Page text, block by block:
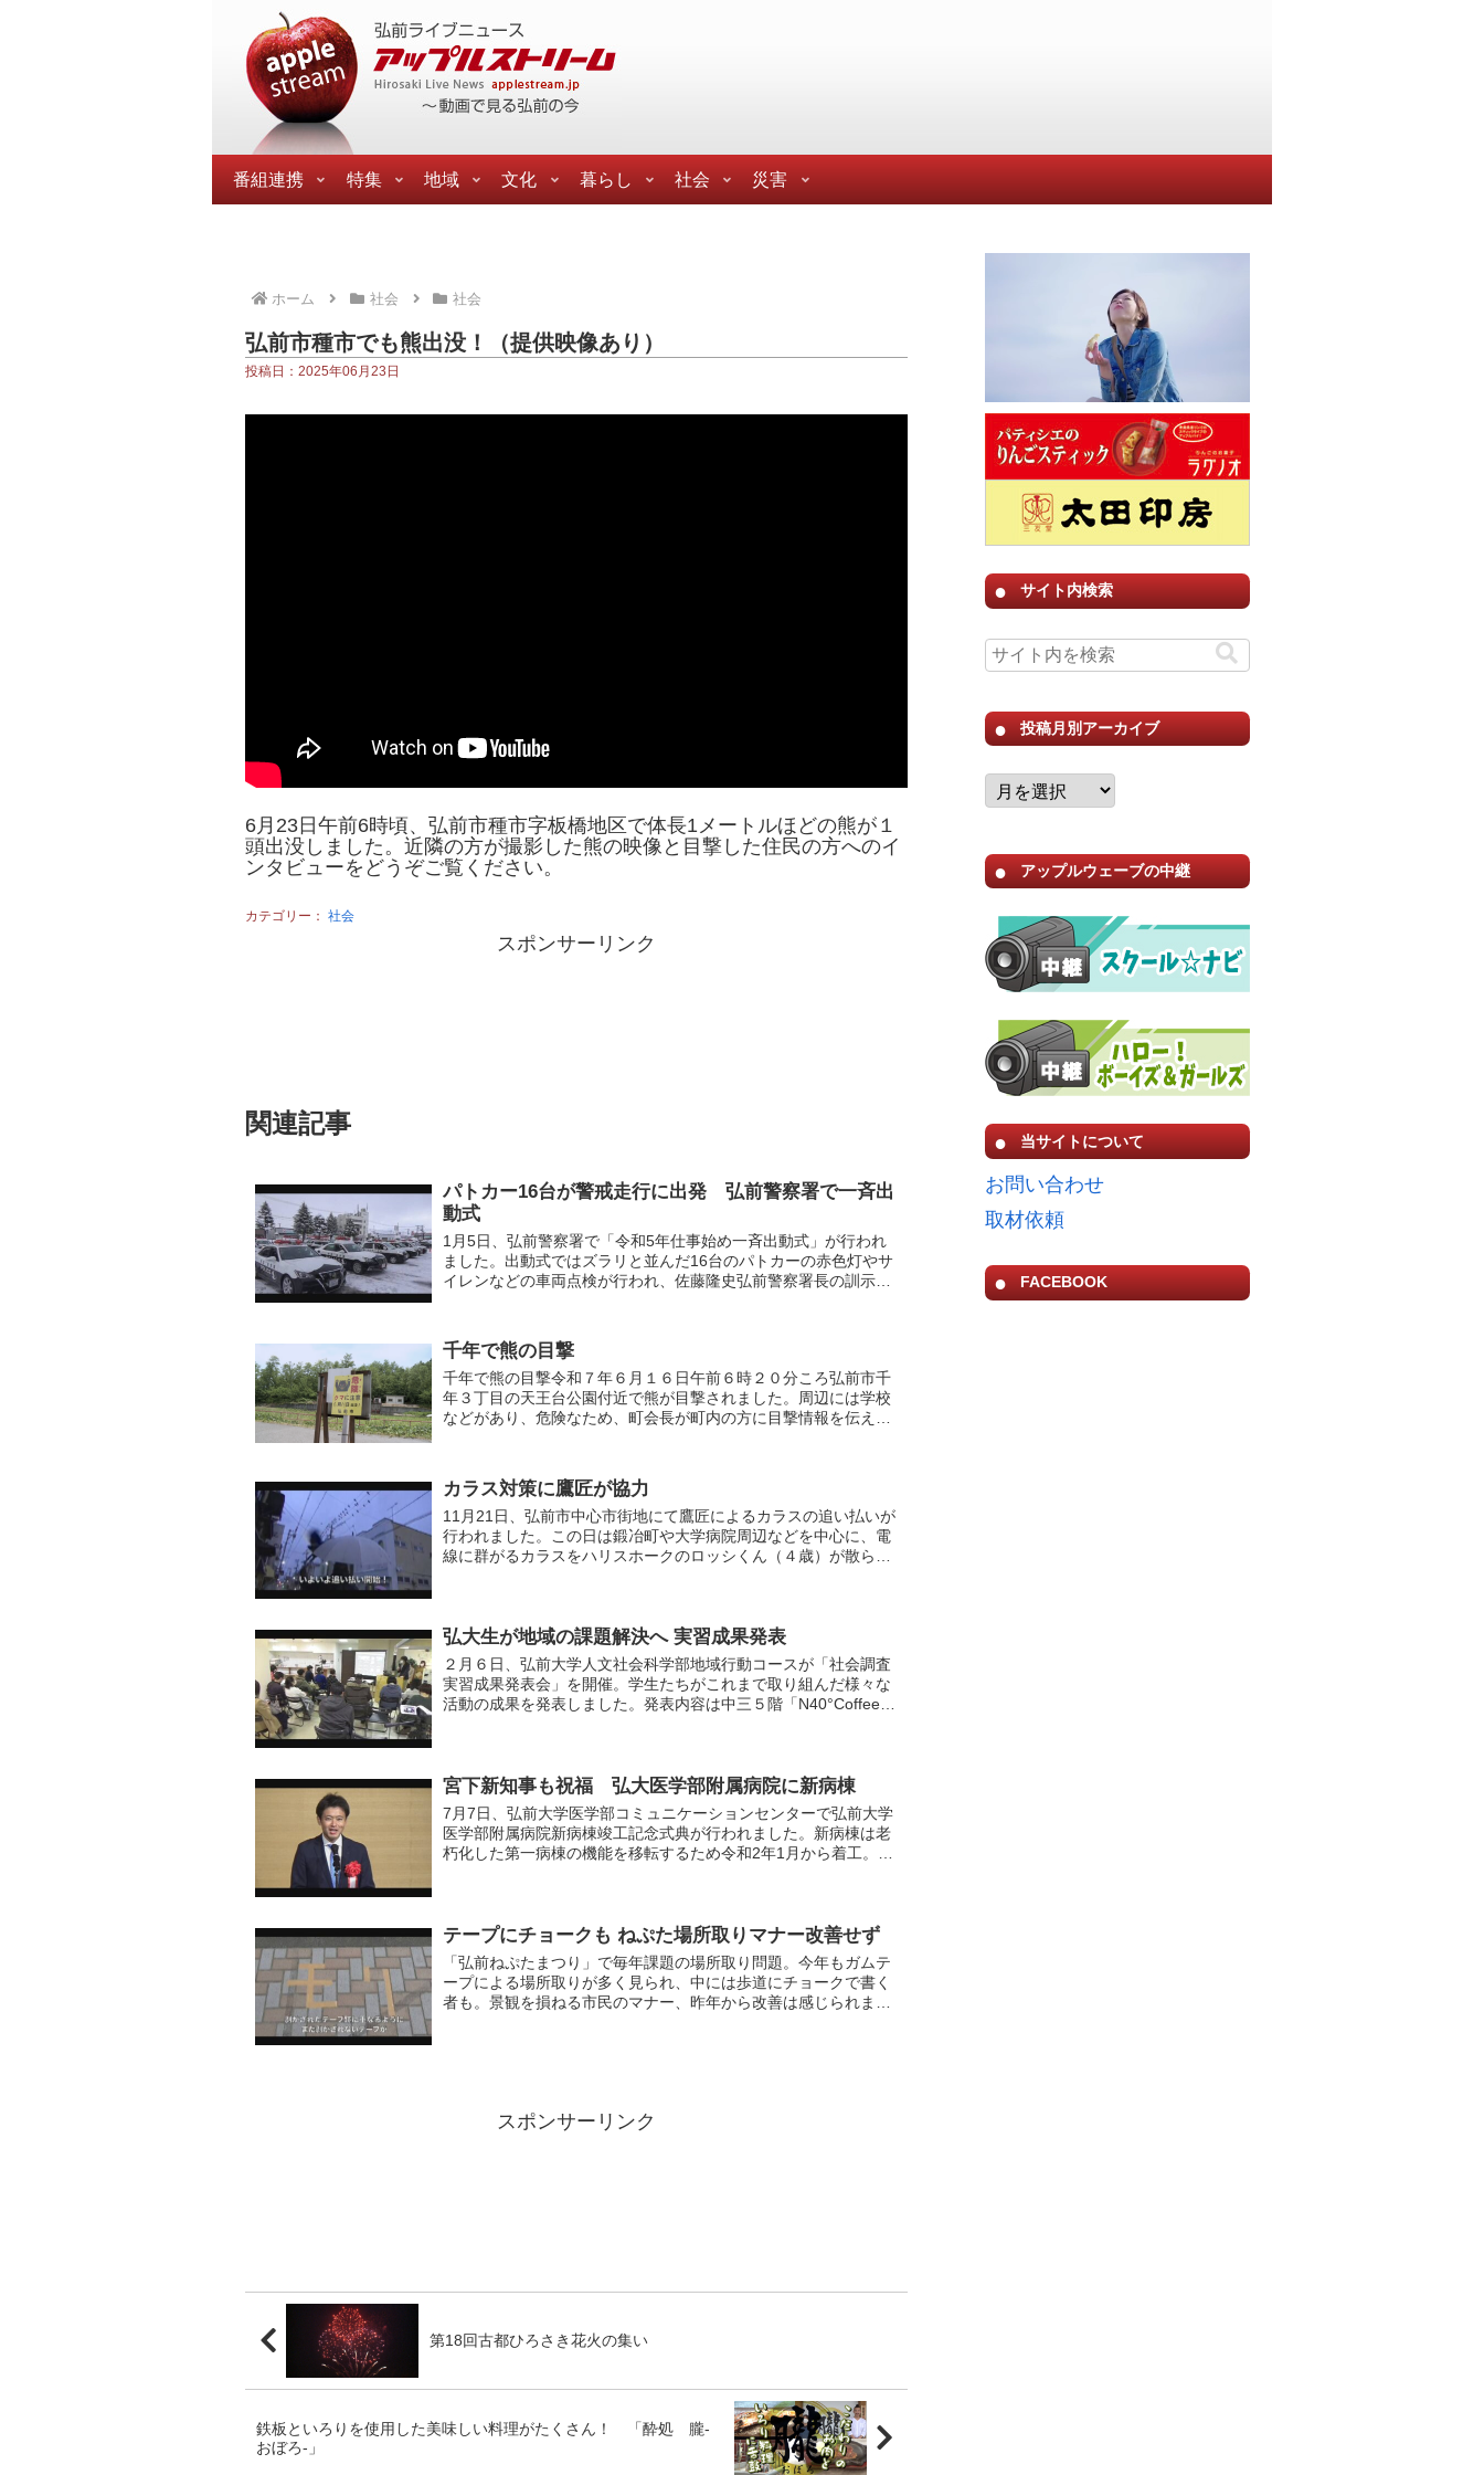
番組連携 特集 地域 文化 暮らし 社会 災害
ホーム 社会 社会
弘前市種市でも熊出没！（提供映像あり）
投稿日：2025年06月23日
6月23日午前6時頃、弘前市種市字板橋地区で体長1メートルほどの熊が１
頭出没しました。近隣の方が撮影した熊の映像と目撃した住民の方へのイ
ンタビューをどうぞご覧ください。
カテゴリー： 社会
スポンサーリンク
関連記事
パトカー16台が警戒走行に出発 弘前警察署で一斉出
動式
1月5日、弘前警察署で「令和5年仕事始め一斉出動式」が行われ
ました。出動式ではズラリと並んだ16台のパトカーの赤色灯やサ
イレンなどの車両点検が行われ、佐藤隆史弘前警察署長の訓示で
千年で熊の目撃
千年で熊の目撃令和７年６月１６日午前６時２０分ころ弘前市千
年３丁目の天王台公園付近で熊が目撃されました。周辺には学校
などがあり、危険なため、町会長が町内の方に目撃情報を伝え注
カラス対策に鷹匠が協力
11月21日、弘前市中心市街地にて鷹匠によるカラスの追い払いが
行われました。この日は鍛冶町や大学病院周辺などを中心に、電
線に群がるカラスをハリスホークのロッシくん（４歳）が散らし
弘大生が地域の課題解決へ 実習成果発表
２月６日、弘前大学人文社会科学部地域行動コースが「社会調査
実習成果発表会」を開催。学生たちがこれまで取り組んだ様々な
活動の成果を発表しました。発表内容は中三５階「N40°Coffee
宮下新知事も祝福 弘大医学部附属病院に新病棟
7月7日、弘前大学医学部コミュニケーションセンターで弘前大学
医学部附属病院新病棟竣工記念式典が行われました。新病棟は老
朽化した第一病棟の機能を移転するため令和2年1月から着工。令
テープにチョークも ねぷた場所取りマナー改善せず
「弘前ねぷたまつり」で毎年課題の場所取り問題。今年もガムテ
ープによる場所取りが多く見られ、中には歩道にチョークで書く
者も。景観を損ねる市民のマナー、昨年から改善は感じられませ
スポンサーリンク
第18回古都ひろさき花火の集い
鉄板といろりを使用した美味しい料理がたくさん！ 「酔処 朧-
おぼろ-」
サイト内検索
投稿月別アーカイブ
アップルウェーブの中継
当サイトについて
お問い合わせ
取材依頼
FACEBOOK